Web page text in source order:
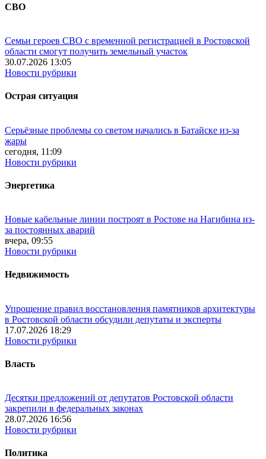
СВО
Семьи героев СВО с временной регистрацией в Ростовской
области смогут получить земельный участок
30.07.2026 13:05
Новости рубрики
Острая ситуация
Серьёзные проблемы со светом начались в Батайске из-за
жары
сегодня, 11:09
Новости рубрики
Энергетика
Новые кабельные линии построят в Ростове на Нагибина из-
за постоянных аварий
вчера, 09:55
Новости рубрики
Недвижимость
Упрощение правил восстановления памятников архитектуры
в Ростовской области обсудили депутаты и эксперты
17.07.2026 18:29
Новости рубрики
Власть
Десятки предложений от депутатов Ростовской области
закрепили в федеральных законах
28.07.2026 16:56
Новости рубрики
Политика